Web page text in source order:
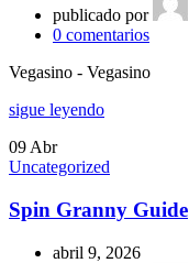
publicado por
0 comentarios
Vegasino - Vegasino
sigue leyendo
09 Abr
Uncategorized
Spin Granny Guide
abril 9, 2026